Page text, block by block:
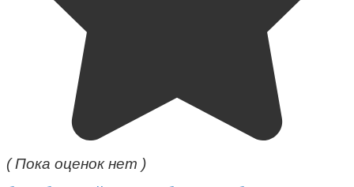
( Пока оценок нет )